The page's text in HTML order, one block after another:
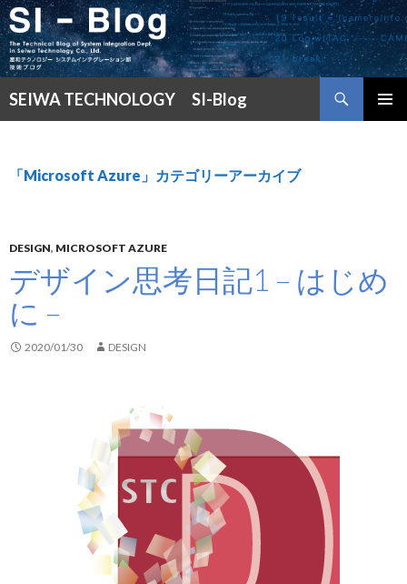
SEIWA TECHNOLOGY SI-Blog
索
ン
キ
プ
「Microsoft Azure」カテゴリーアーカイブ
DESIGN, MICROSOFT AZURE
デザイン思考日記1 – はじめ
に –
2020/01/30 DESIGN